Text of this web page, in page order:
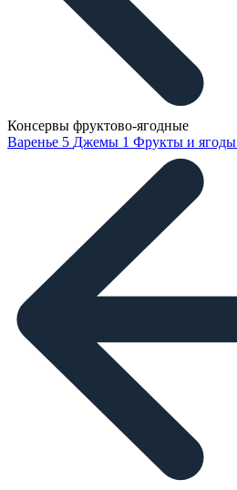
Консервы фруктово-ягодные
Варенье 5 Джемы 1 Фрукты и ягоды